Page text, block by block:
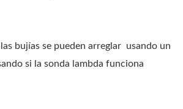
bujías se pueden arreglar usando un
si la sonda lambda funciona